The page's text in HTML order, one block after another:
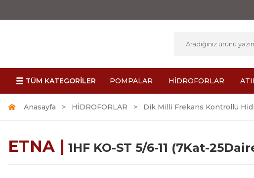
TÜM KATEGORİLER POMPALAR HİDROFORLAR
Anasayfa HİDROFORLAR Dik Milli Frekans Kontrollü
ETNA | 1HF KO-ST 5/6-11 (7Kat-